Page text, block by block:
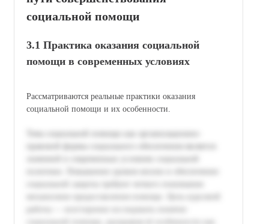
социальной помощи
3.1 Практика оказания социальной
помощи в современных условиях
Рассматриваются реальные практики оказания
социальной помощи и их особенности.